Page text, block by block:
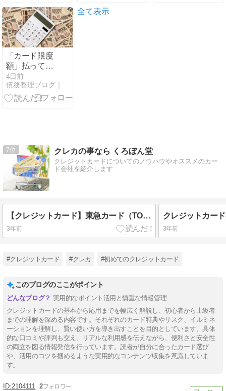
底比較
底比較
「カード限度
額」払ってい
ける範囲とい
う勘違い
4日前
債務整理ブログ｜クレジットカード・ローン返済で悩んでいる方へ
全て表示
7 クレカの事なら くろぼん堂
クレジットカードについてのノウハウやオススメのカー
ド会社を紹介します
【クレジットカード】東急カード（TOKYU CARD）はお得なカード？評判や口コミをレビュー
3年前 3年前
#クレジットカード #クレカ #初めてのクレジットカード
このブログのここがポイント
実用的なポイント活用と慎重な情報管理
クレジットカードの基本から応用までを幅広く解説し、初心者から上級者
までの理解を深める内容です。それぞれのカード特典やリスク、イルミネ
ーションを理解し、賢い使い方を導き出すことを目的としています。具体
的な口コミや評判も交え、リアルな利用感を伝えながら、便利さと安全性
の両立を図る情報発信を行っています。読者が自分に合ったカード選び
や、活用のコツを掴めるような実用的なコンテンツ収集を意識していま
す。
2104111 2